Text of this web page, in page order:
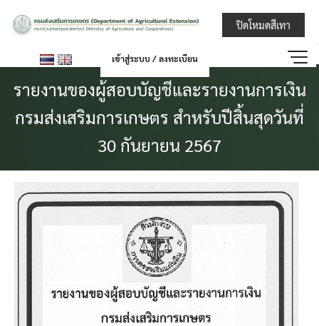
กรมส่งเสริมกา
เข้าสู่ระบบ / ลงทะเบียน
รายงานของผู้สอบบัญชีและรายงานการเงิน
กรมส่งเสริมการเกษตร สำหรับปีสิ้นสุดวันที่
30 กันยายน 2567
ปิดโหมดสีเทา